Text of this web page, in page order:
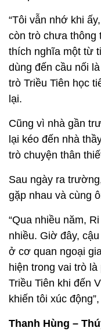
“Tôi vẫn nhớ khi
còn trò chưa thông
thích nghĩa một từ
dùng đến cầu nối
trò Triều Tiên học
lại.
Cũng vì nhà gần
lại kéo đến nhà
trò chuyện thân
Sau ngày ra
gặp nhau và cùng
“Qua nhiều năm,
nhiều. Giờ đây,
ở cơ quan ngoại
hiện trong vai trò
Triều Tiên khi đến
khiến tôi xúc
Thanh Hùng –